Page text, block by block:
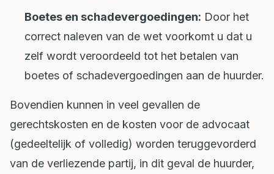
Boetes en schadevergoedingen: Door het
correct naleven van de wet voorkomt u dat u
zelf wordt veroordeeld tot het betalen van
boetes of schadevergoedingen aan de huurder.
Bovendien kunnen in veel gevallen de
gerechtskosten en de kosten voor de advocaat
(gedeeltelijk of volledig) worden teruggevorderd
van de verliezende partij, in dit geval de huurder,